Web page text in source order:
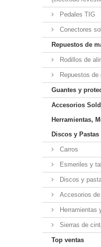
Pedales TIG
Conectores
Repuestos de
Rodillos de
Repuestos
Guantes y
Accesorios
Herramientas,
Discos y
Carros
Esmeriles y
Discos y
Accesorios
Herramientas
Sierras de
Top ventas